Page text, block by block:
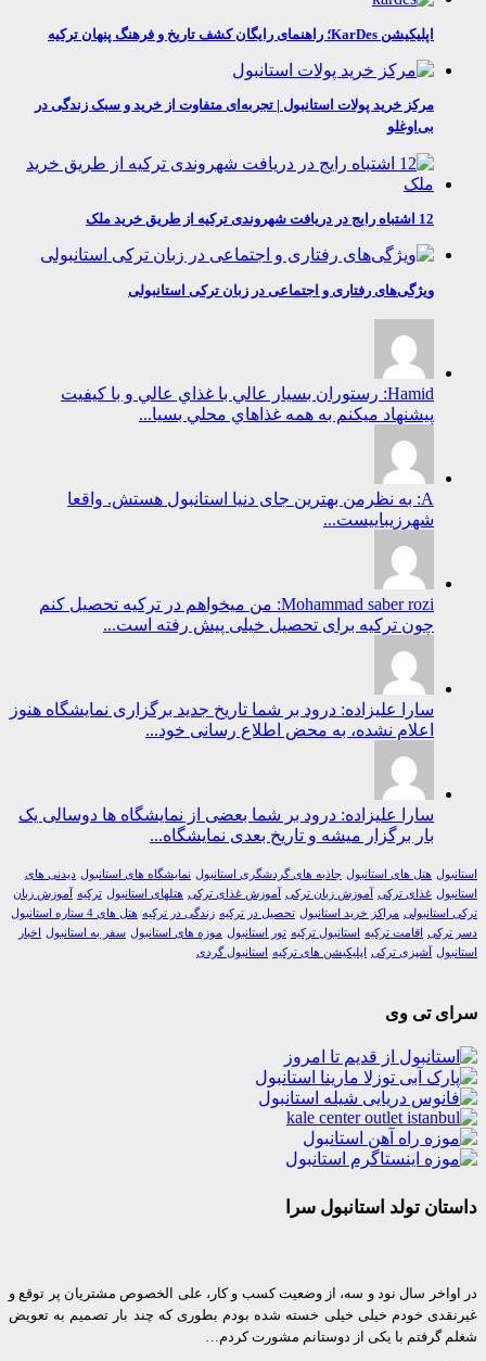
اپلیکیشن KarDes؛ راهنمای رایگان کشف تاریخ و فرهنگ پنهان ترکیه
مرکز خرید پولات استانبول | تجربه‌ای متفاوت از خرید و سبک زندگی در
بی‌اوغلو
ویژگی‌های رفتاری و اجتماعی در زبان ترکی استانبولی
Hamid: رستوران بسيار عالي با غذاي عالي و با كيفيت
پيشنهاد ميكنم به همه غذاهاي محلي بسيا...
A: به نظرمن بهترین جای دنیا استانبول هستش. واقعا
شهرزیباییست...
Mohammad saber rozi: من میخواهم در ترکیه تحصیل کنم
چون ترکیه برای تحصیل خیلی پیش رفته است...
سارا علیزاده: درود بر شما تاریخ جدید برگزاری نمایشگاه هنوز
اعلام نشده، به محض اطلاع رسانی خود...
سارا علیزاده: درود بر شما بعضی از نمایشگاه ها دوسالی یک
بار برگزار میشه و تاریخ بعدی نمایشگاه...
هتل های استانبول جاذبه های گردشگری استانبول نمایشگاه های استانبول دیدنی های
غذای ترکی آموزش زبان ترکی آموزش غذای ترکی هتلهای استانبول ترکیه
آموزش زبان
مراکز خرید استانبول تحصیل در ترکیه زندگی در ترکیه
هتل های 4 ستاره استانبول
اقامت ترکیه استانبول ترکیه تور استانبول موزه های استانبول سفر به استانبول اخبار
آشپزی ترکی اپلیکیشن های ترکیه استانبول گردی
تی وی
تولد استانبول سرا
سال نود و سه، از وضعیت کسب و کار، علی الخصوص مشتریان پر توقع و
خودم خیلی خیلی خسته شده بودم بطوری که چند بار تصمیم به تعویض
گرفتم با یکی از دوستانم مشورت کردم…